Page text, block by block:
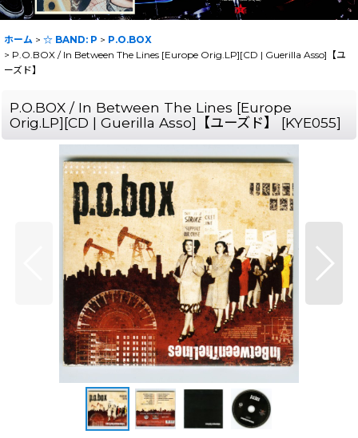
ホーム > ☆ BAND: P > P.O.BOX
> P.O.BOX / In Between The Lines [Europe Orig.LP][CD | Guerilla Asso]【ユ
ーズド】
P.O.BOX / In Between The Lines [Europe
Orig.LP][CD | Guerilla Asso]【ユーズド】
[KYE055]